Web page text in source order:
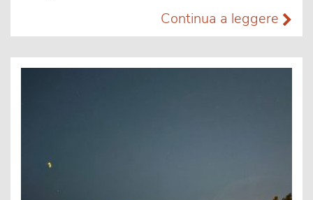
Continua a leggere